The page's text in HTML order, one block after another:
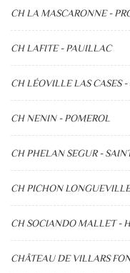
CH LA MASCARONNE -
CH LAFITE - PAUILLAC
CH LÉOVILLE LAS CASES
CH NENIN - POMEROL
CH PHELAN SEGUR -
CH PICHON
CH SOCIANDO MALLET -
CHÂTEAU DE VILLARS